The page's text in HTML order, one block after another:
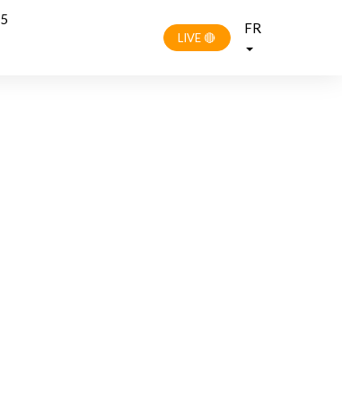
LIVE 🔴
FR